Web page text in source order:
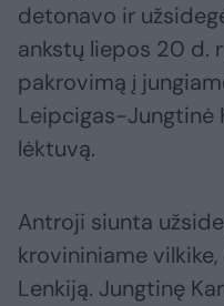
detonavo ir
ankstų liepos 20 d.
pakrovimą į
Leipcigas-Jungtinė
lėktuvą.
Antroji siunta
krovininiame
Lenkiją. Jungtinę